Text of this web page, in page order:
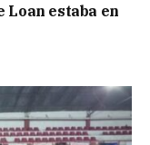
estaba en